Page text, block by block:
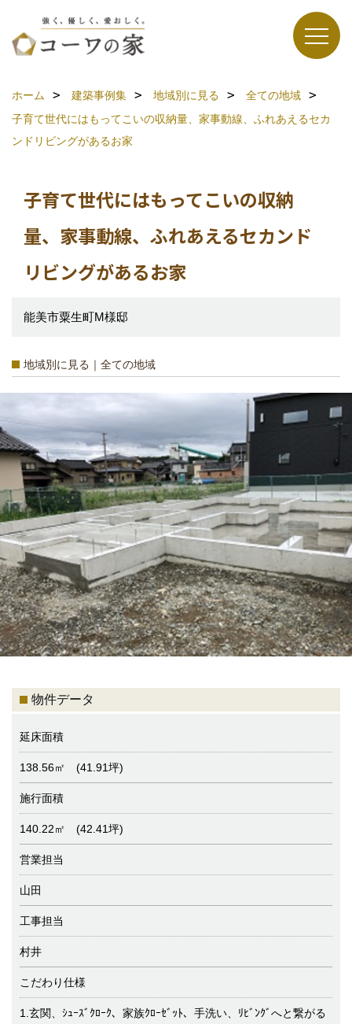
ホーム 建築事例集 地域別に見る
全ての地域
子育て世代にはもってこいの収納量、家事動線、ふれあえるセカ
ンドリビングがあるお家
子育て世代にはもってこいの収納
量、家事動線、ふれあえるセカンド
リビングがあるお家
能美市粟生町M様邸
地域別に見る｜全ての地域
物件データ
延床面積
138.56㎡ (41.91坪)
施行面積
140.22㎡ (42.41坪)
営業担当
山田
工事担当
村井
こだわり仕様
1.玄関、ｼｭｰｽﾞｸﾛｰｸ、家族ｸﾛｰｾﾞｯﾄ、手洗い、ﾘﾋﾞﾝｸﾞへと繋がる